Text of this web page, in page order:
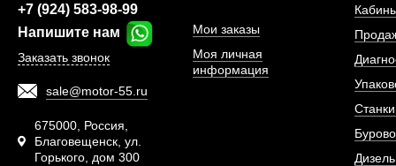
Шпилька переднего
АРТИКУЛ:
+7 (924) 583-98-99
Напишите нам
Заказать звонок
sale@motor-55.ru
675000, Россия,
Благовещенск, ул.
Горького, дом 300
Мои заказы
Моя личная
информация